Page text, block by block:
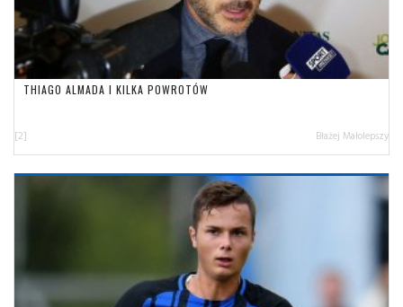
THIAGO ALMADA I KILKA POWROTÓW
[2] Błażej Małolepszy